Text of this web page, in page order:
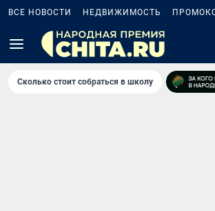
ВСЕ НОВОСТИ НЕДВИЖИМОСТЬ
Сколько стоит собраться в школу